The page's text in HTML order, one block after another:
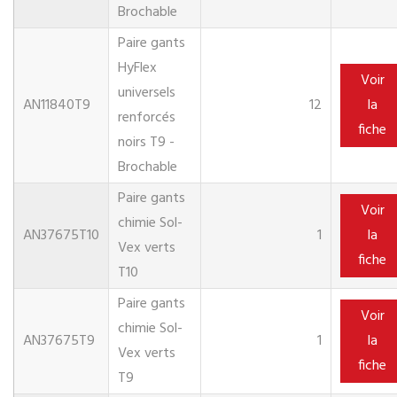
Brochable
AN11840T9
Paire gants
HyFlex
universels
renforcés
noirs T9 -
Brochable
12
Voir
la
fiche
AN37675T10
Paire gants
chimie Sol-
Vex verts
T10
1
Voir
la
fiche
AN37675T9
Paire gants
chimie Sol-
Vex verts
T9
1
Voir
la
fiche